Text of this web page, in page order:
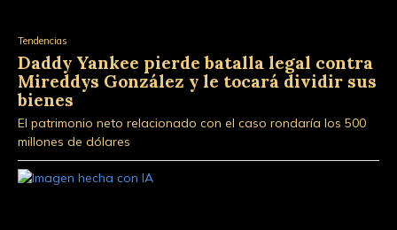
Tendencias
Daddy Yankee pierde batalla legal contra
Mireddys González y le tocará dividir sus
bienes
El patrimonio neto relacionado con el caso rondaría los 500
millones de dólares